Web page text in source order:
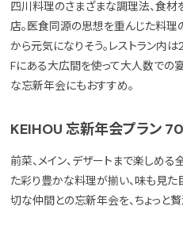
四川料理のさまざまな調理法、食
店。医食同源の思想を重んじた料
から元気になりそう。レストラン内
Fにある大広間を使って大人数での
な忘新年会にもおすすめ。
KEIHOU 忘新年会プラン
前菜、メイン、デザートまで楽しめ
た彩り豊かな料理が揃い、味も見た
切な仲間との忘新年会を、ちょっと贅